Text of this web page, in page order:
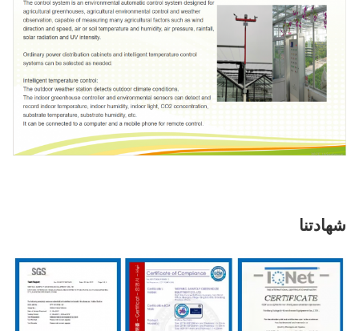
شهادتنا